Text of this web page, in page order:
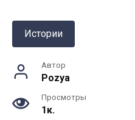
Истории
Автор
Pozya
Просмотры
1к.